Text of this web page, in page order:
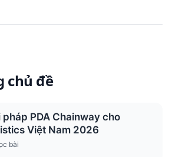
chủ đề
pháp PDA Chainway cho
Việt Nam 2026
bài